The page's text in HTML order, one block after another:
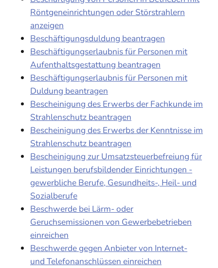
Röntgeneinrichtungen oder Störstrahlern
anzeigen
Beschäftigungsduldung beantragen
Beschäftigungserlaubnis für Personen mit
Aufenthaltsgestattung beantragen
Beschäftigungserlaubnis für Personen mit
Duldung beantragen
Bescheinigung des Erwerbs der Fachkunde im
Strahlenschutz beantragen
Bescheinigung des Erwerbs der Kenntnisse im
Strahlenschutz beantragen
Bescheinigung zur Umsatzsteuerbefreiung für
Leistungen berufsbildender Einrichtungen -
gewerbliche Berufe, Gesundheits-, Heil- und
Sozialberufe
Beschwerde bei Lärm- oder
Geruchsemissionen von Gewerbebetrieben
einreichen
Beschwerde gegen Anbieter von Internet-
und Telefonanschlüssen einreichen